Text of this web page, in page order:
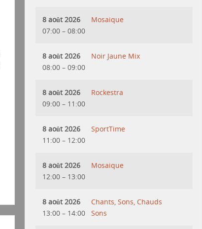
8 août 2026
07:00 – 08:00
Mosaique
8 août 2026
08:00 – 09:00
Noir Jaune Mix
8 août 2026
09:00 – 11:00
Rockestra
8 août 2026
11:00 – 12:00
SportTime
8 août 2026
12:00 – 13:00
Mosaique
8 août 2026
13:00 – 14:00
Chants, Sons, Chauds
Sons